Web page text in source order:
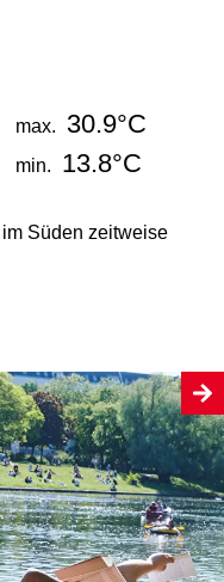
max. 30.9°C
min. 13.8°C
Süden zeitweise